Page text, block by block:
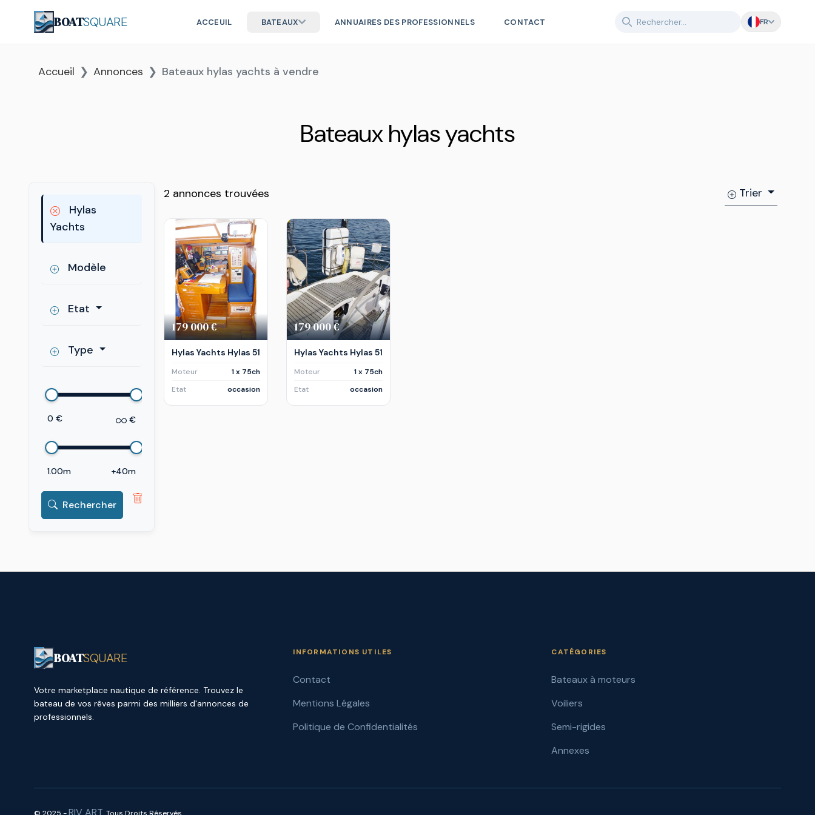
BOATSQUARE ACCEUIL BATEAUX ANNUAIRES DES PROFESSIONNELS CONTACT FR
Accueil Annonces Bateaux hylas yachts à vendre
Bateaux hylas yachts
Hylas
Yachts
Modèle
Etat
Type
0 € €
1.00m +40m
Rechercher
2 annonces trouvées Trier
179 000 €
Hylas Yachts Hylas 51
Moteur
1 x 75ch
Etat
occasion
179 000 €
Hylas Yachts Hylas 51
Moteur
1 x 75ch
Etat
occasion
BOATSQUARE
Votre marketplace nautique de référence. Trouvez le
bateau de vos rêves parmi des milliers d'annonces de
professionnels.
INFORMATIONS UTILES
Contact
Mentions Légales
Politique de Confidentialités
CATÉGORIES
Bateaux à moteurs
Voiliers
Semi-rigides
Annexes
RIV ART